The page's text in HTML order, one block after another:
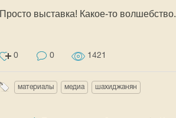
Просто выставка! Какое-то волшебство.
0 0 1421
материалы медиа шахиджанян